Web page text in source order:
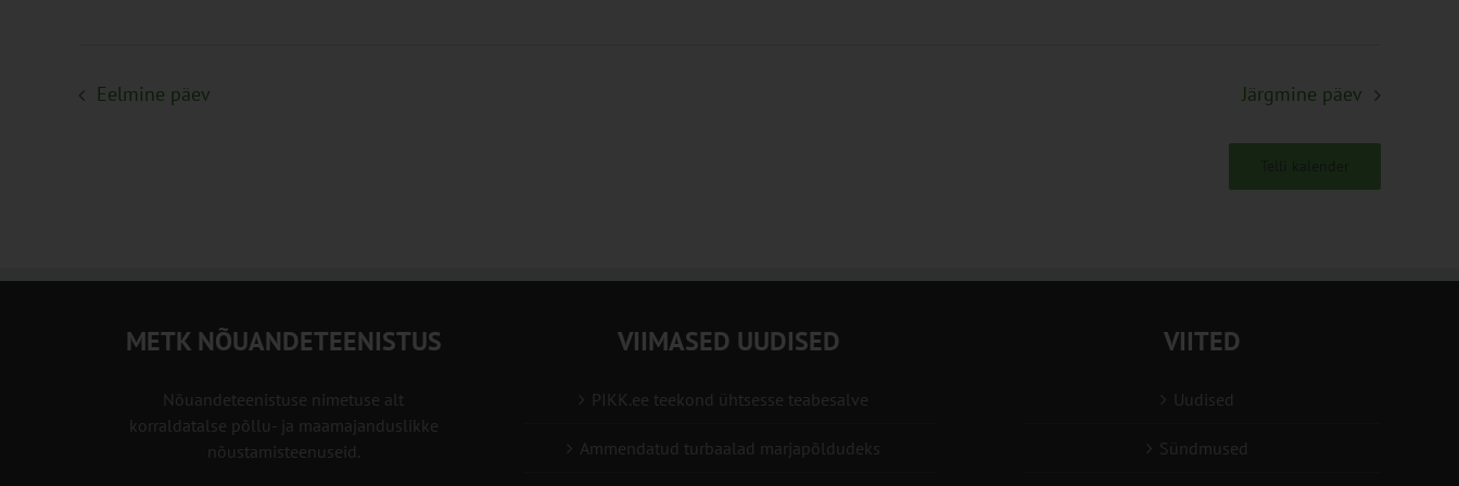
Eelmine päev Järgmine päev
METK NÕUANDETEENISTUS
Nõuandeteenistuse nimetuse alt
korraldatalse põllu- ja maamajanduslikke
nõustamisteenuseid.
VIIMASED UUDISED
PIKK.ee teekond ühtsesse teabesalve
Ammendatud turbaalad marjapõldudeks
VIITED
Uudised
Sündmused